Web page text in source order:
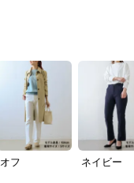
オフ ネイビー